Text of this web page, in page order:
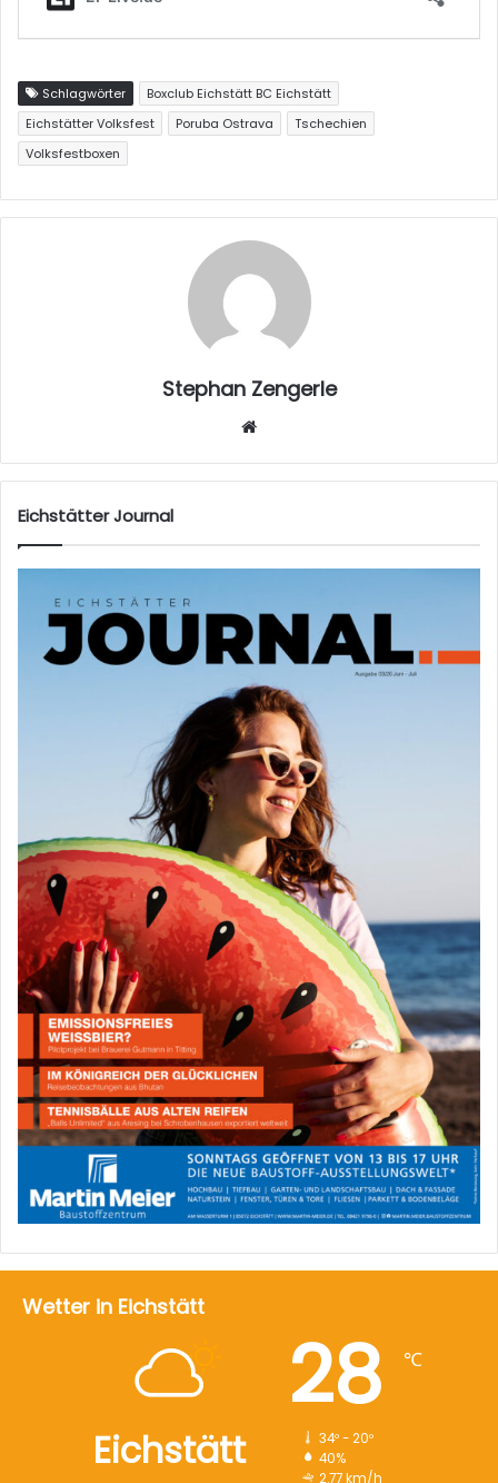
Schlagwörter
Boxclub Eichstätt BC Eichstätt
Eichstätter Volksfest
Poruba Ostrava
Tschechien
Volksfestboxen
Stephan Zengerle
sei
Eichstätter Journal
Wetter in Eichstätt
Eichstätt
28 ℃
34º - 20º
40%
2.77 km/h